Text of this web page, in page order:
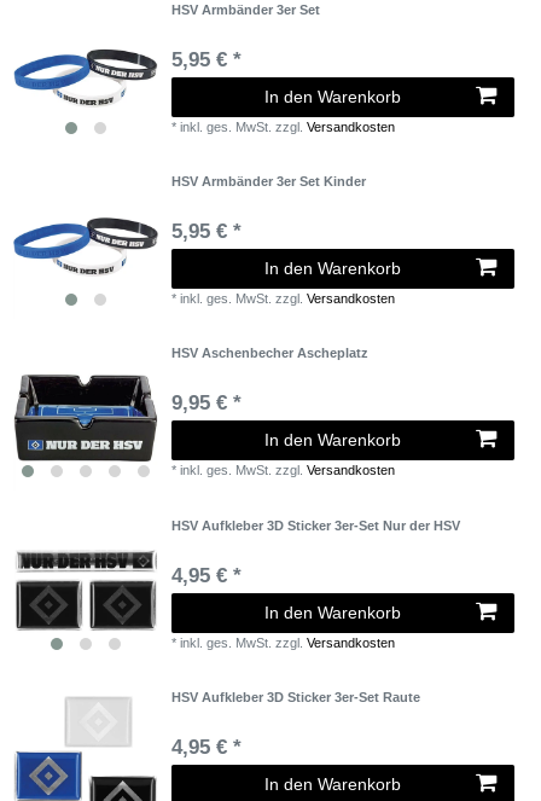
HSV Armbänder 3er Set
5,95 € *
In den Warenkorb
*inkl. ges. MwSt. zzgl.Versandkosten
HSV Armbänder 3er Set Kinder
5,95 € *
In den Warenkorb
*inkl. ges. MwSt. zzgl.Versandkosten
HSV Aschenbecher Ascheplatz
9,95 € *
In den Warenkorb
*inkl. ges. MwSt. zzgl.Versandkosten
HSV Aufkleber 3D Sticker 3er-Set Nur der HSV
4,95 € *
In den Warenkorb
*inkl. ges. MwSt. zzgl.Versandkosten
HSV Aufkleber 3D Sticker 3er-Set Raute
4,95 € *
In den Warenkorb